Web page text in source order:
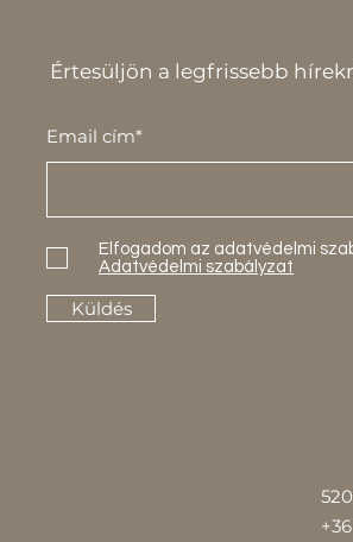
Értesüljön a legfrissebb
Email cím*
Elfogadom az adatvédelmi
Adatvédelmi szabályzat
Küldés